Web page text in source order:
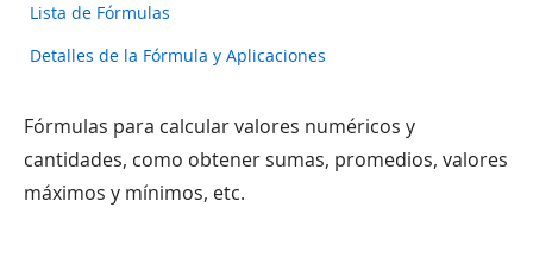
Lista de Fórmulas
Detalles de la Fórmula y Aplicaciones
Fórmulas para calcular valores numéricos y
cantidades, como obtener sumas, promedios, valores
máximos y mínimos, etc.